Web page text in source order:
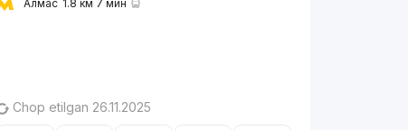
Алмас 1.8 км 7 мин
Chop etilgan 26.11.2025